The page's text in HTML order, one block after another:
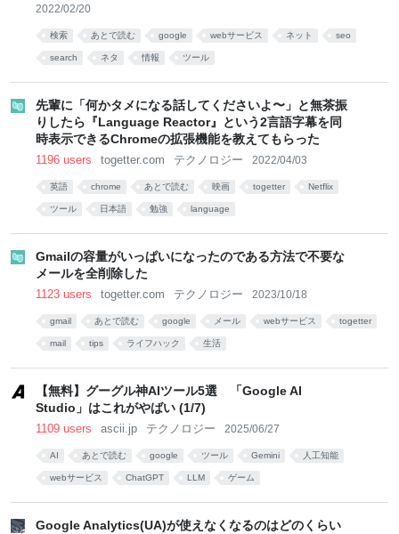
2022/02/20
検索 あとで読む google webサービス ネット seo
search ネタ 情報 ツール
先輩に「何かタメになる話してくださいよ〜」と無茶振
りしたら『Language Reactor』という2言語字幕を同
時表示できるChromeの拡張機能を教えてもらった
1196 users togetter.com テクノロジー 2022/04/03
英語 chrome あとで読む 映画 togetter Netflix
ツール 日本語 勉強 language
Gmailの容量がいっぱいになったのである方法で不要な
メールを全削除した
1123 users togetter.com テクノロジー 2023/10/18
gmail あとで読む google メール webサービス togetter
mail tips ライフハック 生活
【無料】グーグル神AIツール5選 「Google AI
Studio」はこれがやばい (1/7)
1109 users ascii.jp テクノロジー 2025/06/27
AI あとで読む google ツール Gemini 人工知能
webサービス ChatGPT LLM ゲーム
Google Analytics(UA)が使えなくなるのはどのくらい